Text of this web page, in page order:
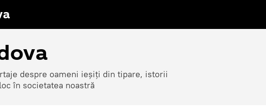
despre oameni ieșiți din tipare, istorii
în societatea noastră